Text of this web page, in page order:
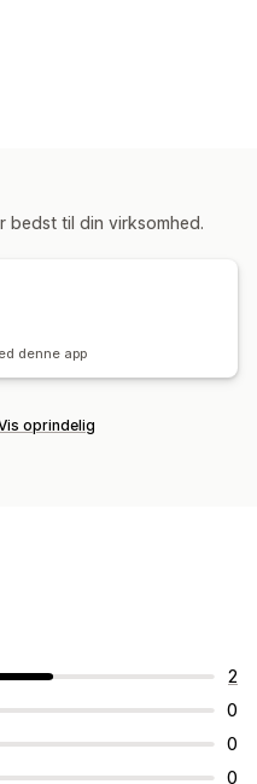
bedst til din virksomhed.
denne app
oprindelig
2
0
0
0